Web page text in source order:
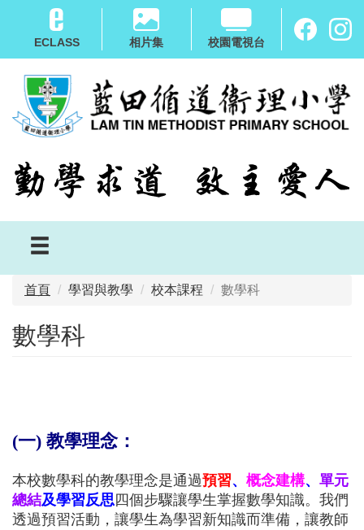
內
ECLASS 相片集 校園電視台
首頁 學習與教學 校本課程 數學科
數學科
(一) 教學理念：
本校數學科的教學理念是通過預習、 概念建構、 單元
總結及學習反思四個步驟讓學生掌握數學知識。我們
透過預習活動，讓學生為學習新知識而準備，讓教師